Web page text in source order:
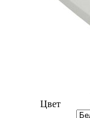
Цвет